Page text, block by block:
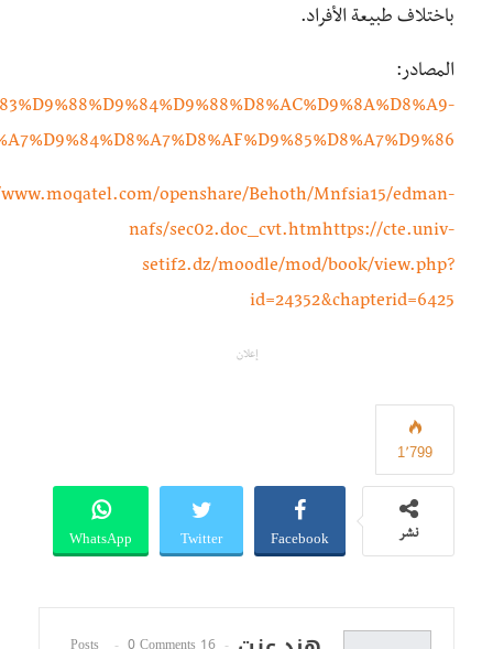
باختلاف طبيعة الأفراد.
المصادر:
openshare/Behoth/Mnfsia15/edman-
nafs/sec02.doc_cvt.htmhttps://cte.univ-
setif2.dz/moodle/mod/book/view.php?
id=24352&chapterid=6425
إعلان
1٬799
نشر Facebook
Twitter
WhatsApp